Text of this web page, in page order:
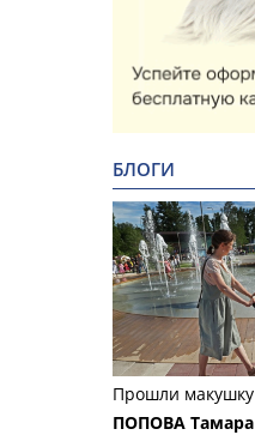
БЛОГИ
Прошли макушку
ПОПОВА Тамара